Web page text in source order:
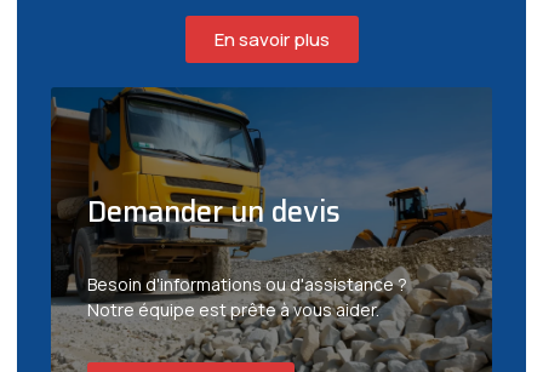
En savoir plus
Demander un devis
Besoin d'informations ou d'assistance ?
Notre équipe est prête à vous aider.